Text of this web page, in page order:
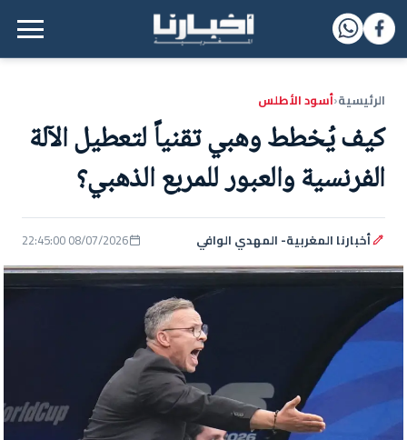
القائمة الرئيسية
الرئيسية‹أسود الأطلس
كيف يُخطط وهبي تقنياً لتعطيل الآلة
الفرنسية والعبور للمربع الذهبي؟
أخبارنا المغربية- المهدي الوافي 08/07/2026 22:45:00